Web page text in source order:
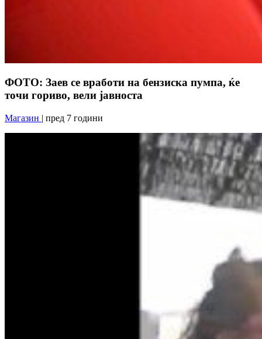
ФОТО: Заев се вработи на бензиска пумпа, ќе
точи гориво, вели јавноста
Магазин | пред 7 години